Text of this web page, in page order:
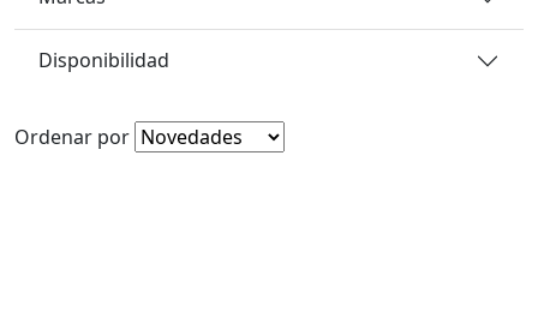
Disponibilidad
Ordenar por